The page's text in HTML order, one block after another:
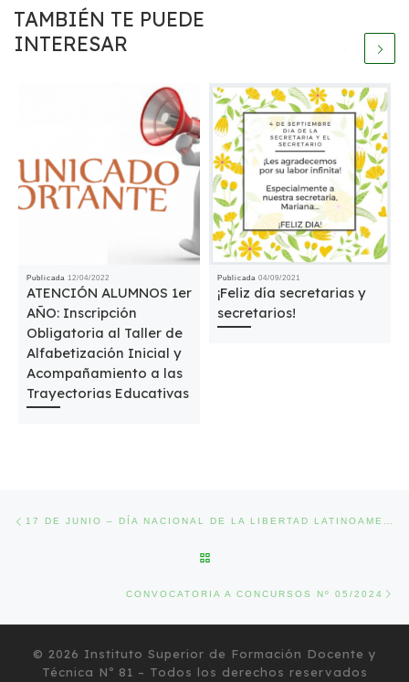
TAMBIÉN TE PUEDE
INTERESAR
Publicada 12/04/2022
ATENCIÓN ALUMNOS 1er
AÑO: Inscripción
Obligatoria al Taller de
Alfabetización Inicial y
Acompañamiento a las
Trayectorias Educativas
Publicada 04/09/2021
¡Feliz día secretarias y
secretarios!
Navegación de entradas
CONVOCATORIA A CONCURSOS Nº 05/2024
© 2026 Instituto Superior de Formación Docente y
Técnica Nº 81 – Todos los derechos reservados